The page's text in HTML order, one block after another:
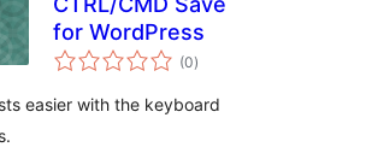
for WordPress
(0totale
bedømmelser
)
easier with the keyboard